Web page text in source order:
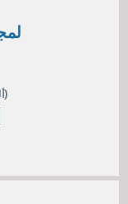
نقاط)